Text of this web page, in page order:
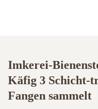
Imkerei-
Käfig 3 Schicht-
Fangen sammelt